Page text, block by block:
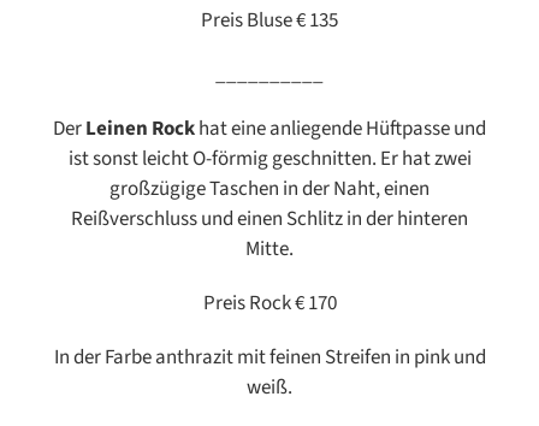
Preis Bluse € 135
__________
DerLeinen Rockhat eine anliegende Hüftpasse und
ist sonst leicht O-förmig geschnitten. Er hat zwei
großzügige Taschen in der Naht, einen
Reißverschluss und einen Schlitz in der hinteren
Mitte.
Preis Rock € 170
In der Farbe anthrazit mit feinen Streifen in pink und
weiß.